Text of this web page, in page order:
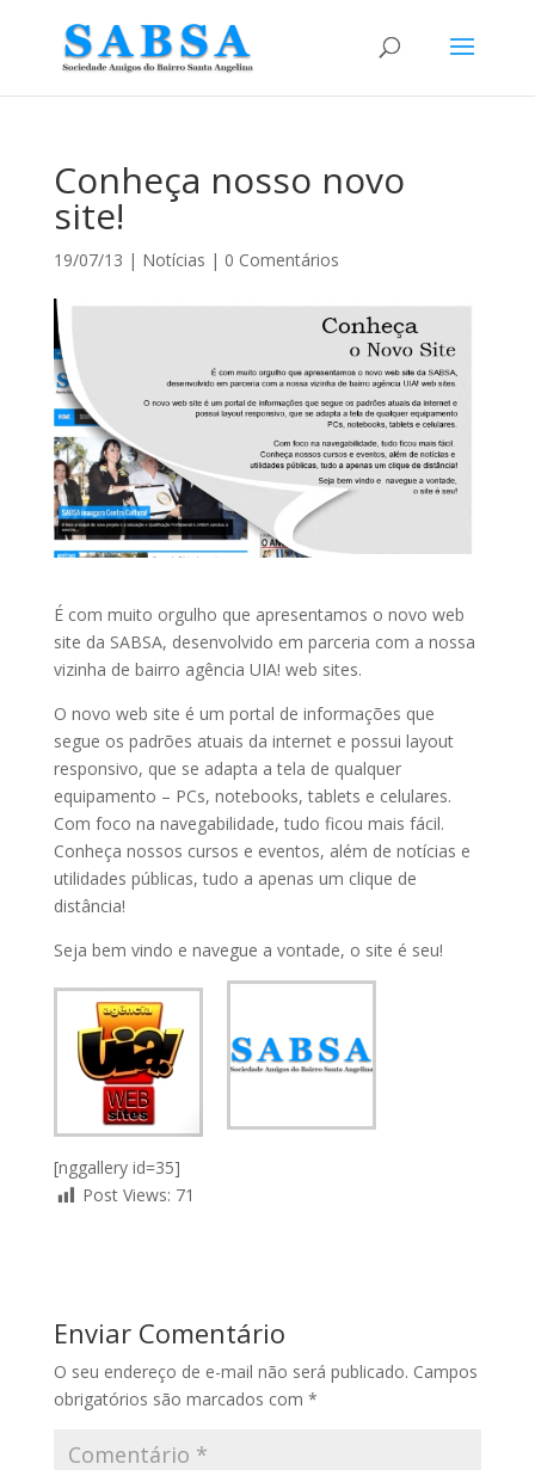
Conheça nosso novo
site!
19/07/13 | Notícias | 0 Comentários
É com muito orgulho que apresentamos o novo web
site da SABSA, desenvolvido em parceria com a nossa
vizinha de bairro agência UIA! web sites.
O novo web site é um portal de informações que
segue os padrões atuais da internet e possui layout
responsivo, que se adapta a tela de qualquer
equipamento – PCs, notebooks, tablets e celulares.
Com foco na navegabilidade, tudo ficou mais fácil.
Conheça nossos cursos e eventos, além de notícias e
utilidades públicas, tudo a apenas um clique de
distância!
Seja bem vindo e navegue a vontade, o site é seu!
[nggallery id=35]
Post Views: 71
Enviar Comentário
O seu endereço de e-mail não será publicado. Campos
obrigatórios são marcados com *